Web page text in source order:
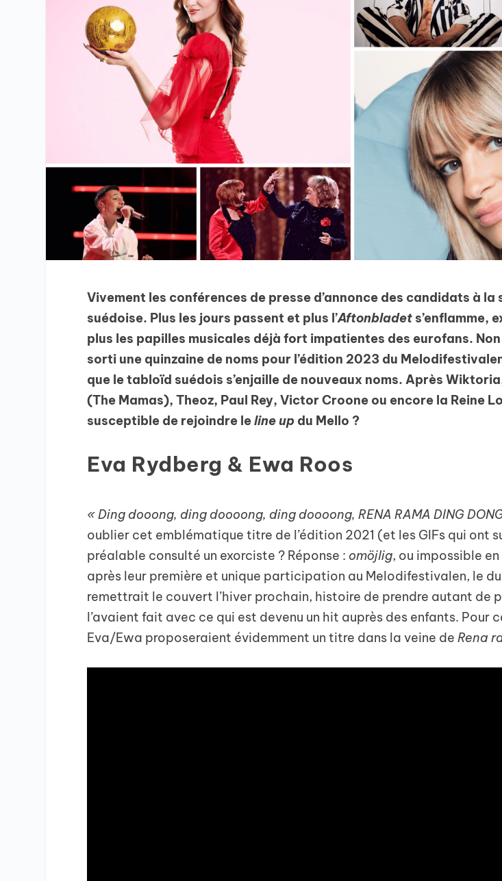
Vivement les conférences de presse d’annonce des candidats à la
suédoise. Plus les jours passent et plus l’Aftonbladet s’enflamme,
plus les papilles musicales déjà fort impatientes des eurofans.
sorti une quinzaine de noms pour l’édition 2023 du
que le tabloïd suédois s’enjaille de nouveaux noms. Après
(The Mamas), Theoz, Paul Rey, Victor Croone ou encore la Reine
susceptible de rejoindre leline up du Mello ?
Eva Rydberg & Ewa Roos
« Ding dooong, ding doooong, ding doooong, RENA RAMA DING
oublier cet emblématique titre de l’édition 2021 (et les GIFs qui ont
préalable consulté un exorciste ? Réponse : omöjlig, ou impossible
après leur première et unique participation au Melodifestivalen, le
remettrait le couvert l’hiver prochain, histoire de prendre autant de
l’avaient fait avec ce qui est devenu un hit auprès des enfants. Pour
Eva/Ewa proposeraient évidemment un titre dans la veine de Rena